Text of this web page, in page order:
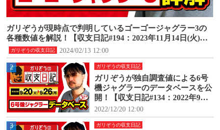
ガリぞうの収支日記
ガリぞうが現時点で判明しているゴーゴージャグラー3の
各種数値を解説！【収支日記#194：2023年11月14日(火)～1
1月20日(月)】
2024/02/13 12:00
2 ガリぞうの収支日記
ガリぞうが独自調査値による6号
機ジャグラーのデータベースを公
開！【収支日記#134：2022年9月2
0日(火)～9月26日(月)】
2022/12/20 12:00
3 ガリぞうの収支日記